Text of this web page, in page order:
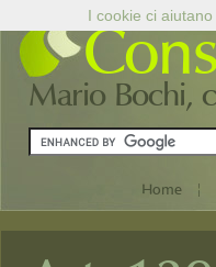
Mario Bochi,
Home |
I cookie ci